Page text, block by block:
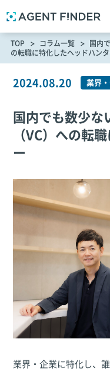
TOP コラム一覧
国内
の転職に特化したヘッドハン
2024.08.20 業界
国内でも数少な
（VC）への転
ー
業界・企業に特化し、